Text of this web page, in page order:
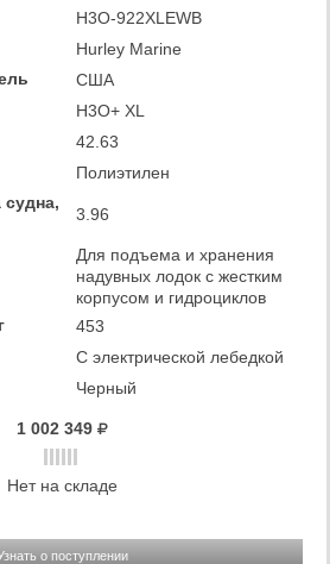
H3O-922XLEWB
Hurley Marine
США
H3O+ XL
42.63
Полиэтилен
3.96
Для подъема и хранения
надувных лодок с жестким
корпусом и гидроциклов
453
С электрической лебедкой
Черный
1 002 349
Нет на складе
о поступлении